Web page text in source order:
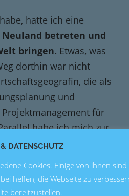
hatte ich eine
betreten und
bringen. Etwas, was
dorthin war nicht
die als
und
für
habe ich mich zur
pädagogische
die C-Lizenz als
ist fantastisch, um
der (Bundes-)Polizei
DATENSCHUTZ
Cookies. Einige von ihnen sind
helfen, die Webseite zu
bereitzustellen.